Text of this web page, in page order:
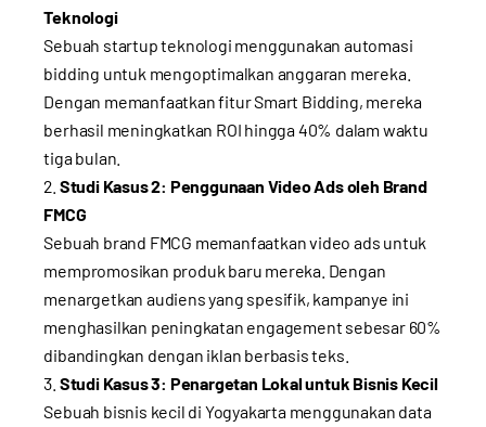
Teknologi
Sebuah startup teknologi menggunakan automasi
bidding untuk mengoptimalkan anggaran mereka.
Dengan memanfaatkan fitur Smart Bidding, mereka
berhasil meningkatkan ROI hingga 40% dalam waktu
tiga bulan.
Studi Kasus 2: Penggunaan Video Ads oleh Brand
FMCG
Sebuah brand FMCG memanfaatkan video ads untuk
mempromosikan produk baru mereka. Dengan
menargetkan audiens yang spesifik, kampanye ini
menghasilkan peningkatan engagement sebesar 60%
dibandingkan dengan iklan berbasis teks.
Studi Kasus 3: Penargetan Lokal untuk Bisnis Kecil
Sebuah bisnis kecil di Yogyakarta menggunakan data